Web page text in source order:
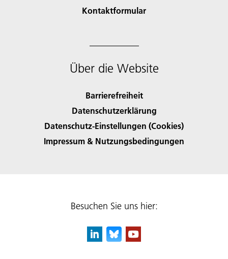
Kontaktformular
Über die Website
Barrierefreiheit
Datenschutzerklärung
Datenschutz-Einstellungen (Cookies)
Impressum & Nutzungsbedingungen
Besuchen Sie uns hier: